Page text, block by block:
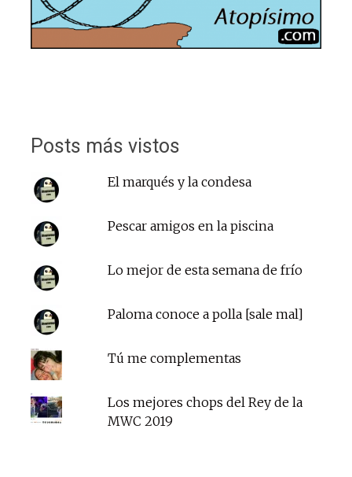
Posts más vistos
El marqués y la condesa
Pescar amigos en la piscina
Lo mejor de esta semana de frío
Paloma conoce a polla [sale mal]
Tú me complementas
Los mejores chops del Rey de la
MWC 2019